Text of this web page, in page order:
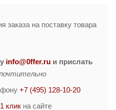
заказа на поставку товара
info@0ffer.ru и прислать
+7 (495) 128-10-20
клик на сайте